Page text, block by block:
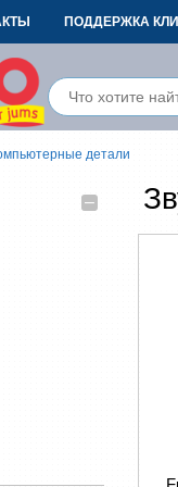
ПОДДЕРЖКА
детали
–